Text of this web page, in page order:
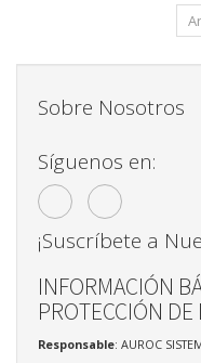
Sobre Nosotros
Síguenos en:
¡Suscríbete a
INFORMACIÓN
PROTECCIÓN DE
Responsable: AUROC